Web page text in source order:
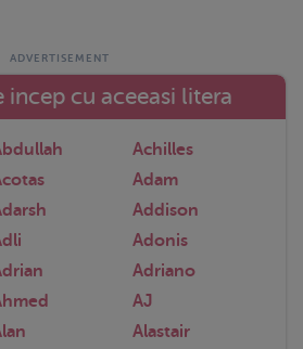
incep cu aceeasi litera
Achilles
Adam
Addison
Adonis
Adriano
AJ
Alastair